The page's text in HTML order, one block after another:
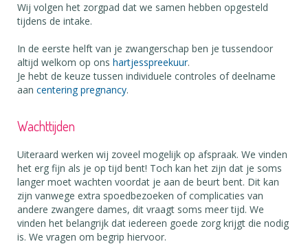
Wij volgen het zorgpad dat we samen hebben opgesteld
tijdens de intake.
In de eerste helft van je zwangerschap ben je tussendoor
altijd welkom op ons hartjesspreekuur.
Je hebt de keuze tussen individuele controles of deelname
aan centering pregnancy.
Wachttijden
Uiteraard werken wij zoveel mogelijk op afspraak. We vinden
het erg fijn als je op tijd bent! Toch kan het zijn dat je soms
langer moet wachten voordat je aan de beurt bent. Dit kan
zijn vanwege extra spoedbezoeken of complicaties van
andere zwangere dames, dit vraagt soms meer tijd. We
vinden het belangrijk dat iedereen goede zorg krijgt die nodig
is. We vragen om begrip hiervoor.